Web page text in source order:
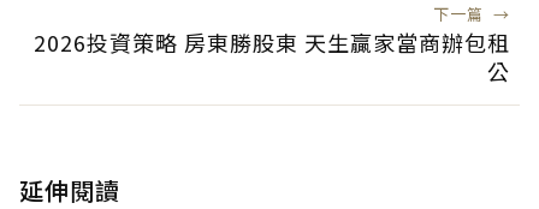
下一篇 →
2026投資策略 房東勝股東 天生贏家當商辦包租
公
延伸閱讀